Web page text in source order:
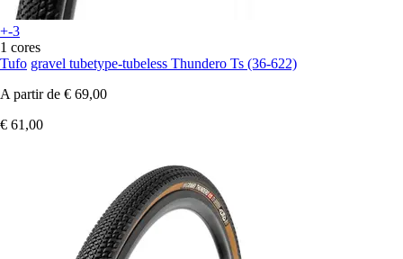
+-3
1 cores
Tufo gravel tubetype-tubeless Thundero Ts (36-622)
A partir de € 69,00
€ 61,00